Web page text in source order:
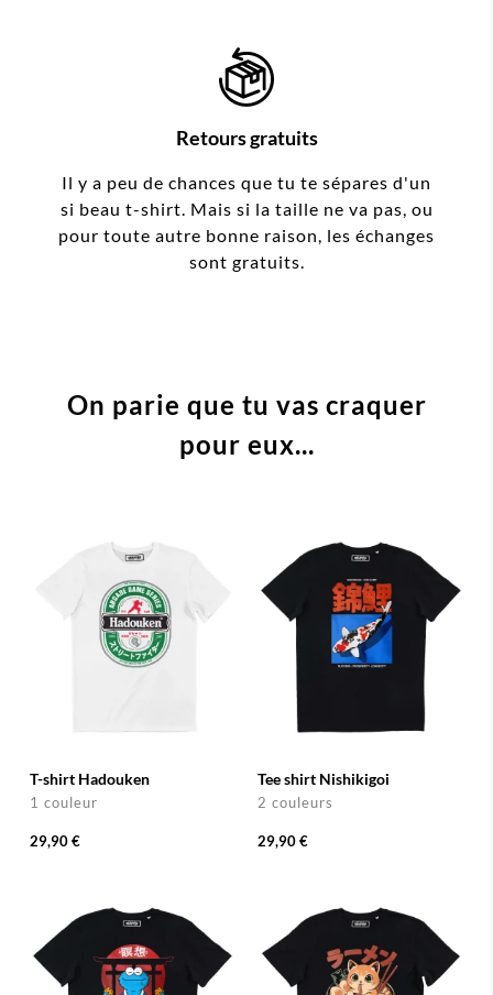
Retours gratuits
Il y a peu de chances que tu te sépares d'un
si beau t-shirt. Mais si la taille ne va pas, ou
pour toute autre bonne raison, les échanges
sont gratuits.
On parie que tu vas craquer
pour eux...
T-shirt Hadouken
1 couleur
29,90 €
Tee shirt Nishikigoi
2 couleurs
29,90 €